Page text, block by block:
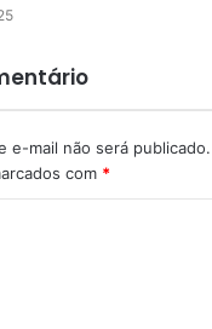
de água e para
além de não lavar
a máquina de lavar
e-mail não será publicado.
com *